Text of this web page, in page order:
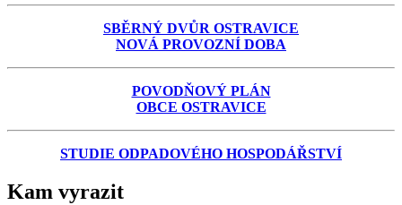
SBĚRNÝ DVŮR OSTRAVICE
NOVÁ PROVOZNÍ DOBA
POVODŇOVÝ PLÁN
OBCE OSTRAVICE
STUDIE ODPADOVÉHO HOSPODÁŘSTVÍ
Kam vyrazit